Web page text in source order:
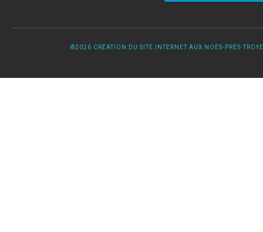
©2026 CRÉATION DU SITE INTERNET AUX NOËS-PRÈS-